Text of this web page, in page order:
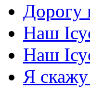
Дорогу
Наш
Наш
Я